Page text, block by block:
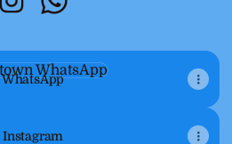
WhatsApp
Instagram